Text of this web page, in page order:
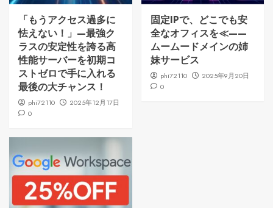
「もうアクセス過多に
怯えない！」—最強ク
ラスの安定性を誇る高
性能サーバーを初期コ
ストゼロで手に入れる
最後の大チャンス！
phi72110
2025年12月17日
0
固定IPで、どこでも安
全なオフィスを≪——
ムームードメインの姉
妹サービス
phi72110
2025年9月20日
0